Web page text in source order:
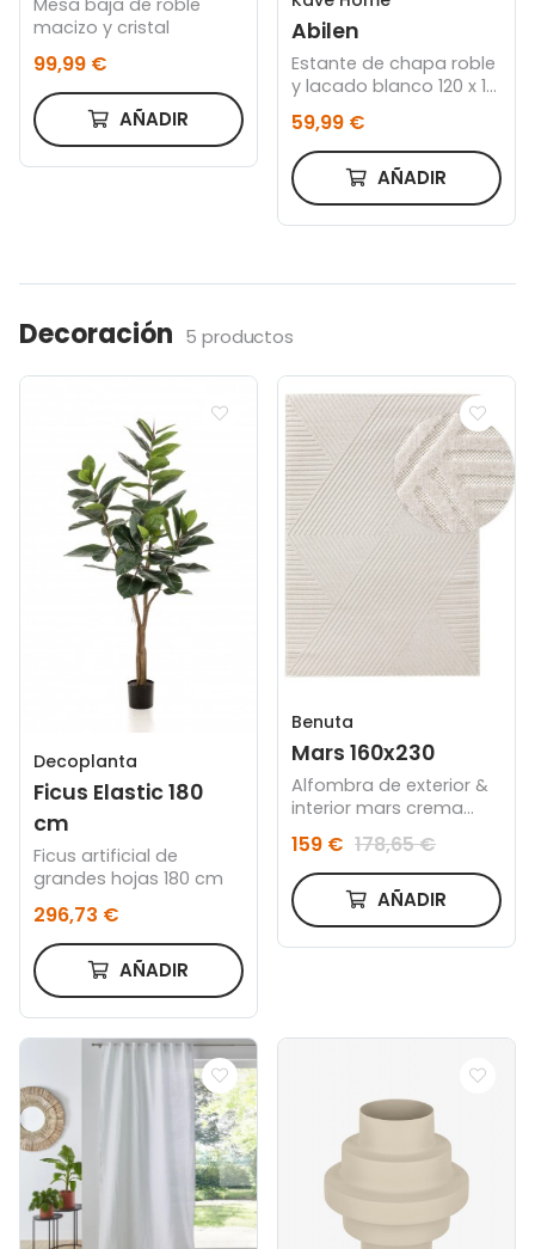
macizo y cristal
99,99 €
AÑADIR
Abilen
Estante de chapa roble
y lacado blanco 120 x 15
cm FSC 100%
59,99 €
AÑADIR
Decoración 5 productos
Decoplanta
Ficus Elastic 180
cm
Ficus artificial de
grandes hojas 180 cm
296,73 €
AÑADIR
Benuta
Mars 160x230
Alfombra de exterior &
interior mars crema
159 € 178,65 €
AÑADIR